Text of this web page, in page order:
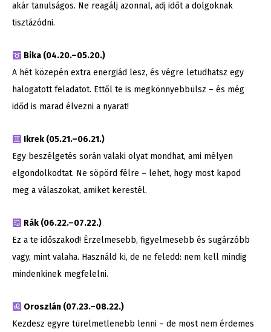
akár tanulságos. Ne reagálj azonnal, adj időt a dolgoknak
tisztázódni.
Bika (04.20.–05.20.)
A hét közepén extra energiád lesz, és végre letudhatsz egy
halogatott feladatot. Ettől te is megkönnyebbülsz – és még
időd is marad élvezni a nyarat!
Ikrek (05.21.–06.21.)
Egy beszélgetés során valaki olyat mondhat, ami mélyen
elgondolkodtat. Ne söpörd félre – lehet, hogy most kapod
meg a válaszokat, amiket kerestél.
Rák (06.22.–07.22.)
Ez a te időszakod! Érzelmesebb, figyelmesebb és sugárzóbb
vagy, mint valaha. Használd ki, de ne feledd: nem kell mindig
mindenkinek megfelelni.
Oroszlán (07.23.–08.22.)
Kezdesz egyre türelmetlenebb lenni – de most nem érdemes